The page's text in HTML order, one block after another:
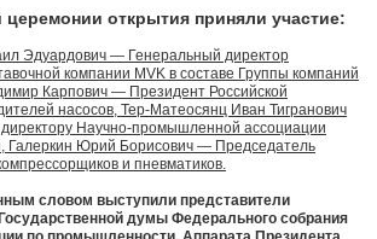
церемонии открытия приняли участие:
Эдуардович — Генеральный директор
компании MVK в составе Группы компаний
Карпович — Президент Российской
насосов, Тер-Матеосянц Иван Тигранович
Научно-промышленной ассоциации
Галеркин Юрий Борисович — Председатель
и пневматиков.
словом выступили представители
думы Федерального собрания